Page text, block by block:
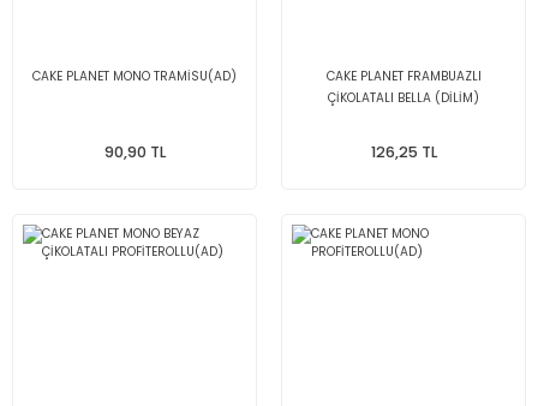
CAKE PLANET MONO TRAMİSU(AD)
90,90 TL
CAKE PLANET FRAMBUAZLI
ÇİKOLATALI BELLA (DİLİM)
126,25 TL